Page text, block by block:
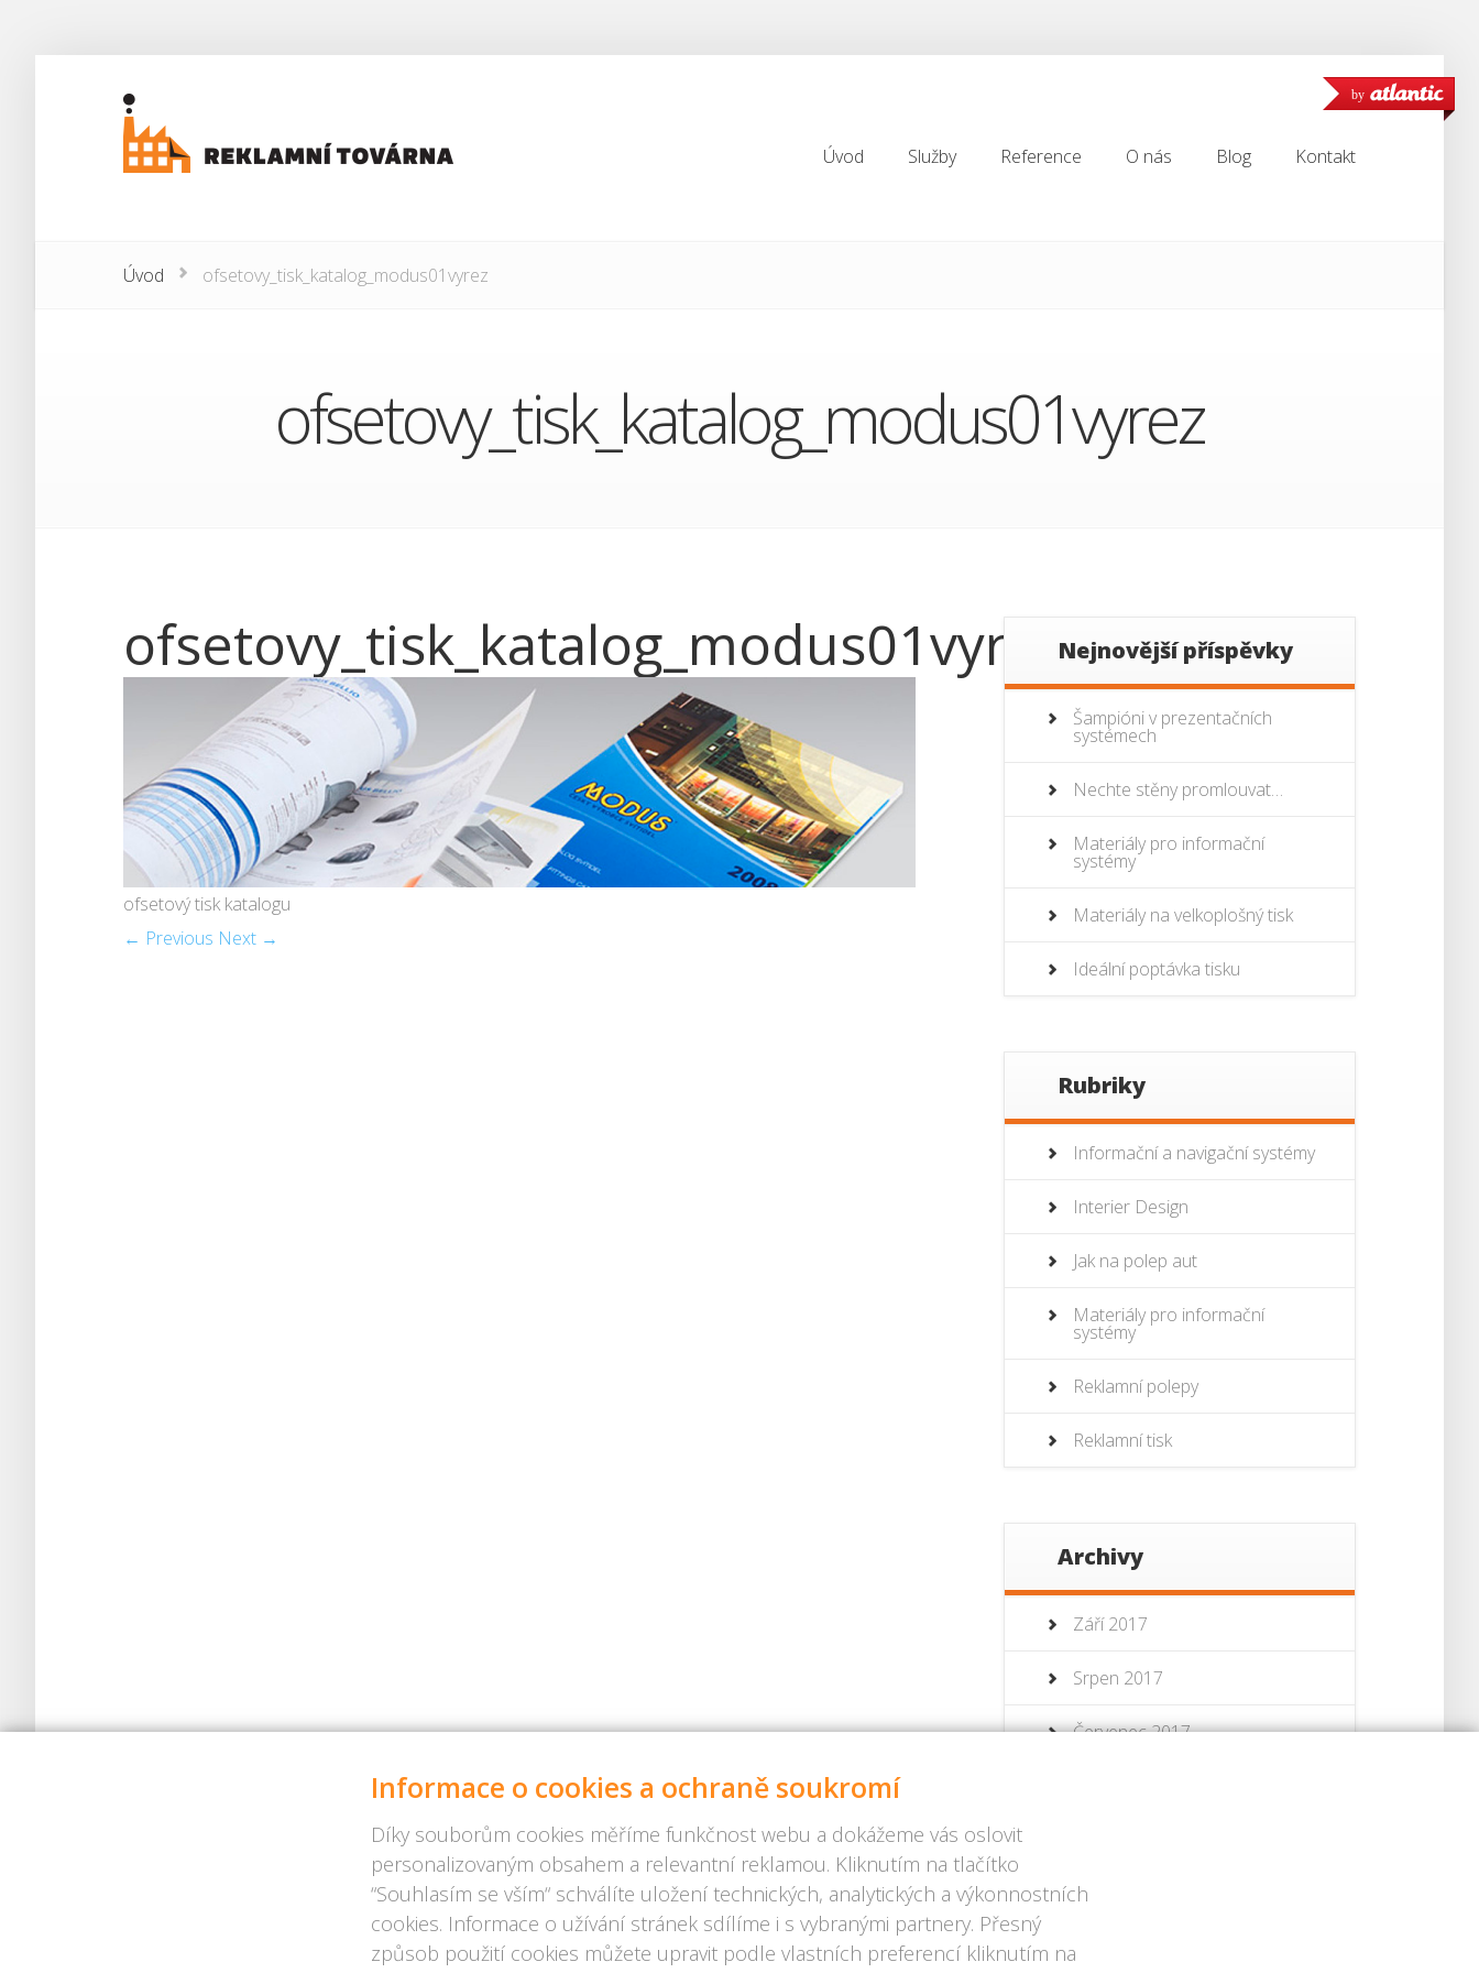
by
Úvod
Služby
Reference
O nás
Blog
Kontakt
Úvod ofsetovy_tisk_katalog_modus01vyrez
ofsetovy_tisk_katalog_modus01vyrez
ofsetovy_tisk_katalog_modus01vyrez
ofsetový tisk katalogu
← Previous Next →
Nejnovější příspěvky
Šampióni v prezentačních
systémech
Nechte stěny promlouvat…
Materiály pro informační
systémy
Materiály na velkoplošný tisk
Ideální poptávka tisku
Rubriky
Informační a navigační systémy
Interier Design
Jak na polep aut
Materiály pro informační
systémy
Reklamní polepy
Reklamní tisk
Archivy
Září 2017
Srpen 2017
Červenec 2017
Informace o cookies a ochraně soukromí
Díky souborům cookies měříme funkčnost webu a dokážeme vás oslovit
personalizovaným obsahem a relevantní reklamou. Kliknutím na tlačítko
“Souhlasím se vším“ schválíte uložení technických, analytických a výkonnostních
cookies. Informace o užívání stránek sdílíme i s vybranými partnery. Přesný
způsob použití cookies můžete upravit podle vlastních preferencí kliknutím na